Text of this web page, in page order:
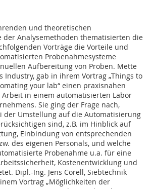
und theoretischen
der Analysemethoden thematisierten die
Vorträge die Vorteile und
Probe­nahmesysteme
Aufbereitung von Proben. Mette
Industry, gab in ihrem Vortrag „Things to
your lab“ einen praxisnahen
in einem automatisierten Labor
Sie ging der Frage nach,
der Umstellung auf die Automatisierung
sind, z.B. im Hinblick auf
Einbindung von entsprechenden
des eigenen Personals, und welche
Probenahme u.a. für eine
Kostenentwicklung und
Dipl.-Ing. Jens Corell, Siebtechnik
Vortrag „Möglichkeiten der